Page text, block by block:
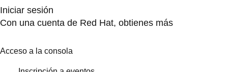
Iniciar sesión
Con una cuenta de Red Hat, obtienes más
Acceso a la consola